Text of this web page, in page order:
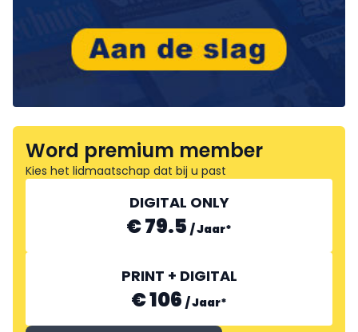
Word premium member
Kies het lidmaatschap dat bij u past
DIGITAL ONLY
€ 79.5 /Jaar*
PRINT + DIGITAL
€ 106 /Jaar*